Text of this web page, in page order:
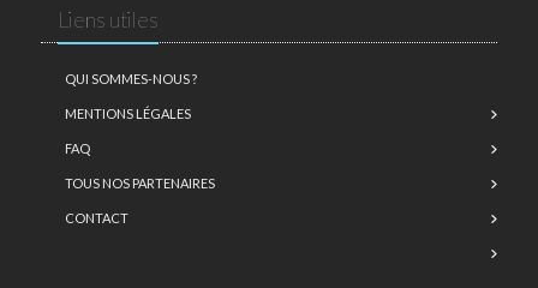
Liens utiles
QUI SOMMES-NOUS ?
MENTIONS LÉGALES
FAQ
TOUS NOS PARTENAIRES
CONTACT